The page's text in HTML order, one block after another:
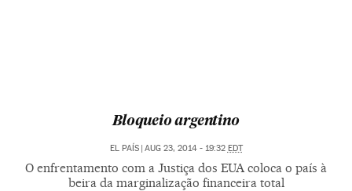
Bloqueio argentino
EL PAÍS | AUG 23, 2014 - 19:32 EDT
O enfrentamento com a Justiça dos EUA coloca o país à
beira da marginalização financeira total